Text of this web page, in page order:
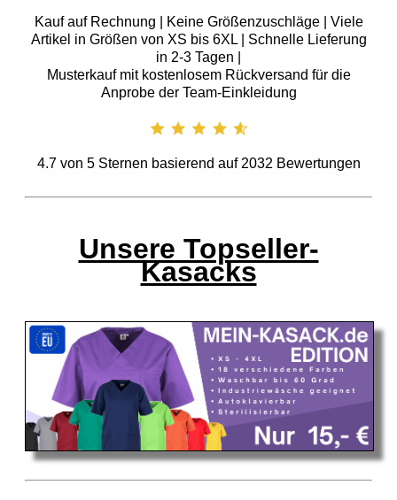
Kauf auf Rechnung | Keine Größenzuschläge | Viele
Artikel in Größen von XS bis 6XL | Schnelle Lieferung
in 2-3 Tagen |
Musterkauf mit kostenlosem Rückversand für die
Anprobe der Team-Einkleidung
4.7von 5Sternen basierend auf 2032 Bewertungen
Unsere Topseller-
Kasacks